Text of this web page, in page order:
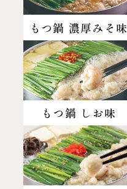
もつ鍋 濃厚みそ味
もつ鍋 しお味